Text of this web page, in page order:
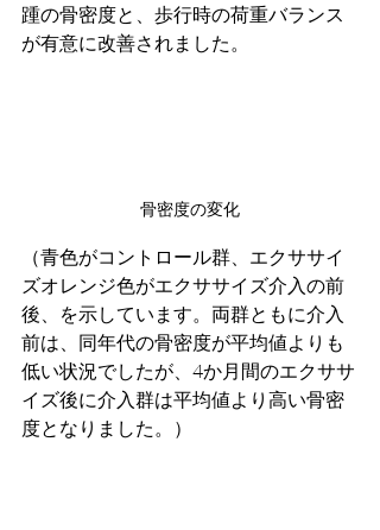
踵の骨密度と、歩行時の荷重バランス
が有意に改善されました。
骨密度の変化
（青色がコントロール群、エクササイ
ズオレンジ色がエクササイズ介入の前
後、を示しています。両群ともに介入
前は、同年代の骨密度が平均値よりも
低い状況でしたが、4か月間のエクササ
イズ後に介入群は平均値より高い骨密
度となりました。）